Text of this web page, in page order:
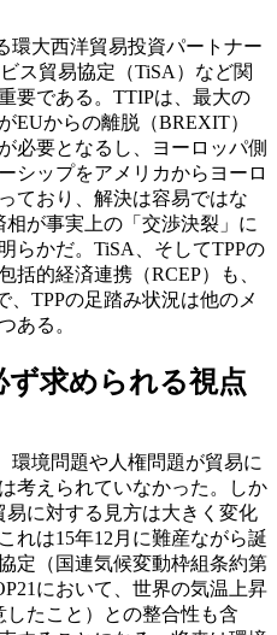
大西洋貿易投資パートナー
ス貿易協定（TiSA）など関
要である。TTIPは、最大の
EUからの離脱（BREXIT）
必要となるし、ヨーロッパ側
シップをアメリカからヨーロ
ており、解決は容易ではな
が事実上の「交渉決裂」に
らかだ。TiSA、そしてTPPの
括的経済連携（RCEP）も、
、TPPの足踏み状況は他のメ
ある。
ず求められる視点
境問題や人権問題が貿易に
考えられていなかった。しか
易に対する見方は大きく変化
れは15年12月に難産ながら誕
定（国連気候変動枠組条約第
において、世界の気温上昇
たこと）との整合性も含